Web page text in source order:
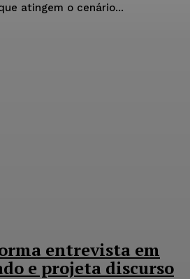
atingem o cenário...
entrevista em
e projeta discurso